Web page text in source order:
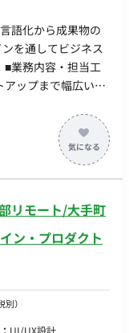
回永田町のオフィ
語化から成果物の
を通してビジネス
ップまで幅広いク
トを通してクライ
か」を言語化しPJ
・プロダクトロー
システム化し再現性
Cloud、Figma、
Zoom、Strap ドキ
リモート/大手町
ン・プロダクト
）
UI/UX設計